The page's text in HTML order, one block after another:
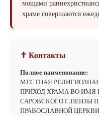
мощами
храме совершаются
✝ Контакты
Полное наименование:
МЕСТНАЯ
ПРИХОД ХРАМА ВО ИМЯ
САРОВСКОГО Г.ПЕНЗЫ
ПРАВОСЛАВНОЙ